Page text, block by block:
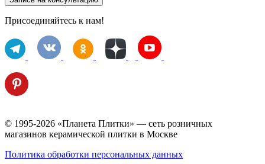
Присоединяйтесь к нам!
© 1995-2026 «Планета Плитки» — сеть розничных
магазинов керамической плитки в Москве
Политика обработки персональных данных